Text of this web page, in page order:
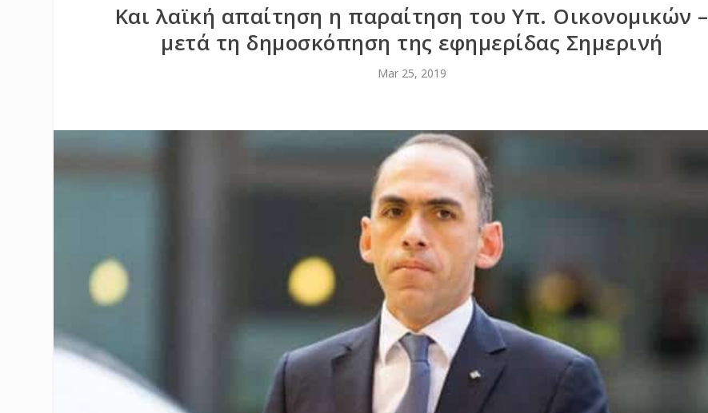
Και λαϊκή απαίτηση η παραίτηση του Υπ. Οικονομικών –
μετά τη δημοσκόπηση της εφημερίδας Σημερινή
Mar 25, 2019